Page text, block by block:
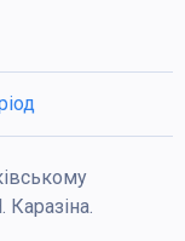
Каразіна.